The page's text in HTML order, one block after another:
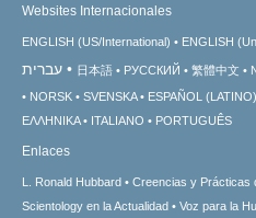
Websites Internacionales
ENGLISH (US/International) ENGLISH
עברית 日本語 РУССКИЙ 繁體中文
NORSK
SVENSKA ESPAÑOL (LATINO)
ΕΛΛΗΝΙΚA
ITALIANO PORTUGUÊS
Enlaces
L. Ronald Hubbard Creencias y Prácticas
Scientology en la Actualidad
Voz para la